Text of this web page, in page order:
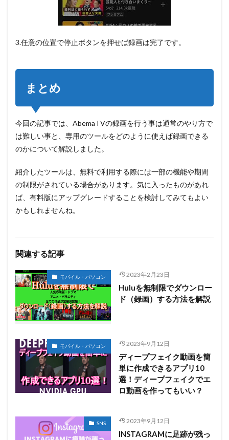
3.任意の位置で停止ボタンを押せば録画は完了です。
まとめ
今回の記事では、AbemaTVの録画を行う事は通常のやり方で
は難しい事と、専用のツールをどのように使えば録画できる
のかについて解説しました。
紹介したツールは、無料で利用する際には一部の機能や期間
の制限がされている場合があります。気に入ったものがあれ
ば、有料版にアップグレードすることを検討してみてもよい
かもしれませんね。
関連する記事
モバイル・パソコン 2023年2月23日
Huluを無制限でダウンロー
ド（録画）する方法を解説
モバイル・パソコン 2023年9月12日
ディープフェイク動画を簡
単に作成できるアプリ10
選！ディープフェイクでエ
ロ動画を作ってもいい？
SNS 2023年9月12日
INSTAGRAMに足跡が残っ